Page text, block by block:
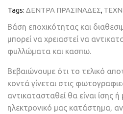
Tags: ΔΕΝΤΡΑ ΠΡΑΣΙΝΑΔΕΣ,
Βάση εποχικότητας και
μπορεί να χρειαστεί να
φυλλώματα και κασπω.
Βεβαιώνουμε ότι το τελικό
κοντά γίνεται στις
αντικατασταθεί θα είναι ίσης
ηλεκτρονικό μας κατάστημα,